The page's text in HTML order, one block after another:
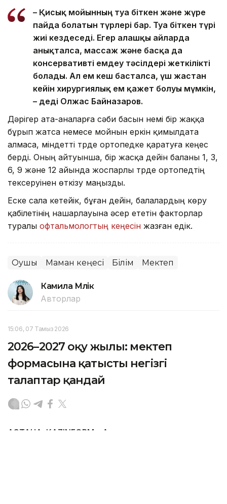
– Қисық мойынның туа біткен және жүре
пайда болатын түрлері бар. Туа біткен түрі
жиі кездеседі. Егер алғашқы айларда
анықталса, массаж және басқа да
консервативті емдеу тәсілдері жеткілікті
болады. Ал ем кеш басталса, үш жастан
кейін хирургиялық ем қажет болуы мүмкін,
– деді Олжас Байназаров.
Дәрігер ата-аналарға сәби басын үнемі бір жаққа
бұрып жатса немесе мойнын еркін қимылдата
алмаса, міндетті түрде ортопедке қаратуға кеңес
берді. Оның айтуынша, бір жасқа дейін баланы 1, 3,
6, 9 және 12 айында жоспарлы түрде ортопедтің
тексеруінен өткізу маңызды.
Еске сала кетейік, бұған дейін, балалардың көру
қабілетінің нашарлауына әсер ететін факторлар
туралы офтальмологтың кеңесін жазған едік.
Оқушы Маман кеңесі Білім Мектеп
Камила Мүлік
Авторлар
15:06, 07 Тамыз 2026
2026–2027 оқу жылы: мектеп
формасына қатысты негізгі
талаптар қандай
АСТАНА. KAZINFORM – Ата-аналар мектеп